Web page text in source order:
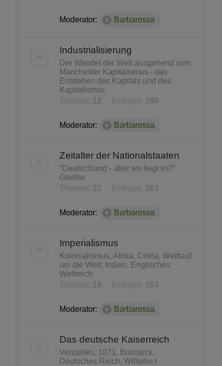
Moderator: Barbarossa
Industrialisierung
Der Wandel der Welt ausgehend vom
Manchester Kapitalismus - das
Entstehen des Kapitals und des
Kapitalismus
Themen:
12 Beiträge: 180
Moderator: Barbarossa
Zeitalter der Nationalstaaten
"Deutschland - aber wo liegt es?"
Goethe
Themen: 27 Beiträge: 383
Moderator: Barbarossa
Imperialismus
Kolonialismus, Afrika, China, Wettlauf
um die Welt, Indien, Englisches
Weltreich
Themen:
18 Beiträge: 153
Moderator: Barbarossa
Das deutsche Kaiserreich
Versailles, 1871, Bismarck,
Deutsches Reich, Wilhelm I